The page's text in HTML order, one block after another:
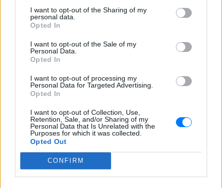
I want to opt-out of the Sharing of my
personal data.
Opted In
I want to opt-out of the Sale of my
Personal Data.
Opted In
I want to opt-out of processing my
Personal Data for Targeted Advertising.
Opted In
I want to opt-out of Collection, Use,
Retention, Sale, and/or Sharing of my
Personal Data that Is Unrelated with the
Purposes for which it was collected.
Opted Out
CONFIRM
τον Νίκο Καλογερόπουλο:
«Στεναχωρήθηκα πολύ ‑ έχω να
ΠΡΙΝ 10 ΏΡΕΣ
ταλέντο του.
Νάξο πριν από την επιστροφή
στον ΑΝΤ1 και τον γάμο της
ΠΡΙΝ 10 ΏΡΕΣ
κυκλαδίτικο νησί πριν ξεκινήσει μια από